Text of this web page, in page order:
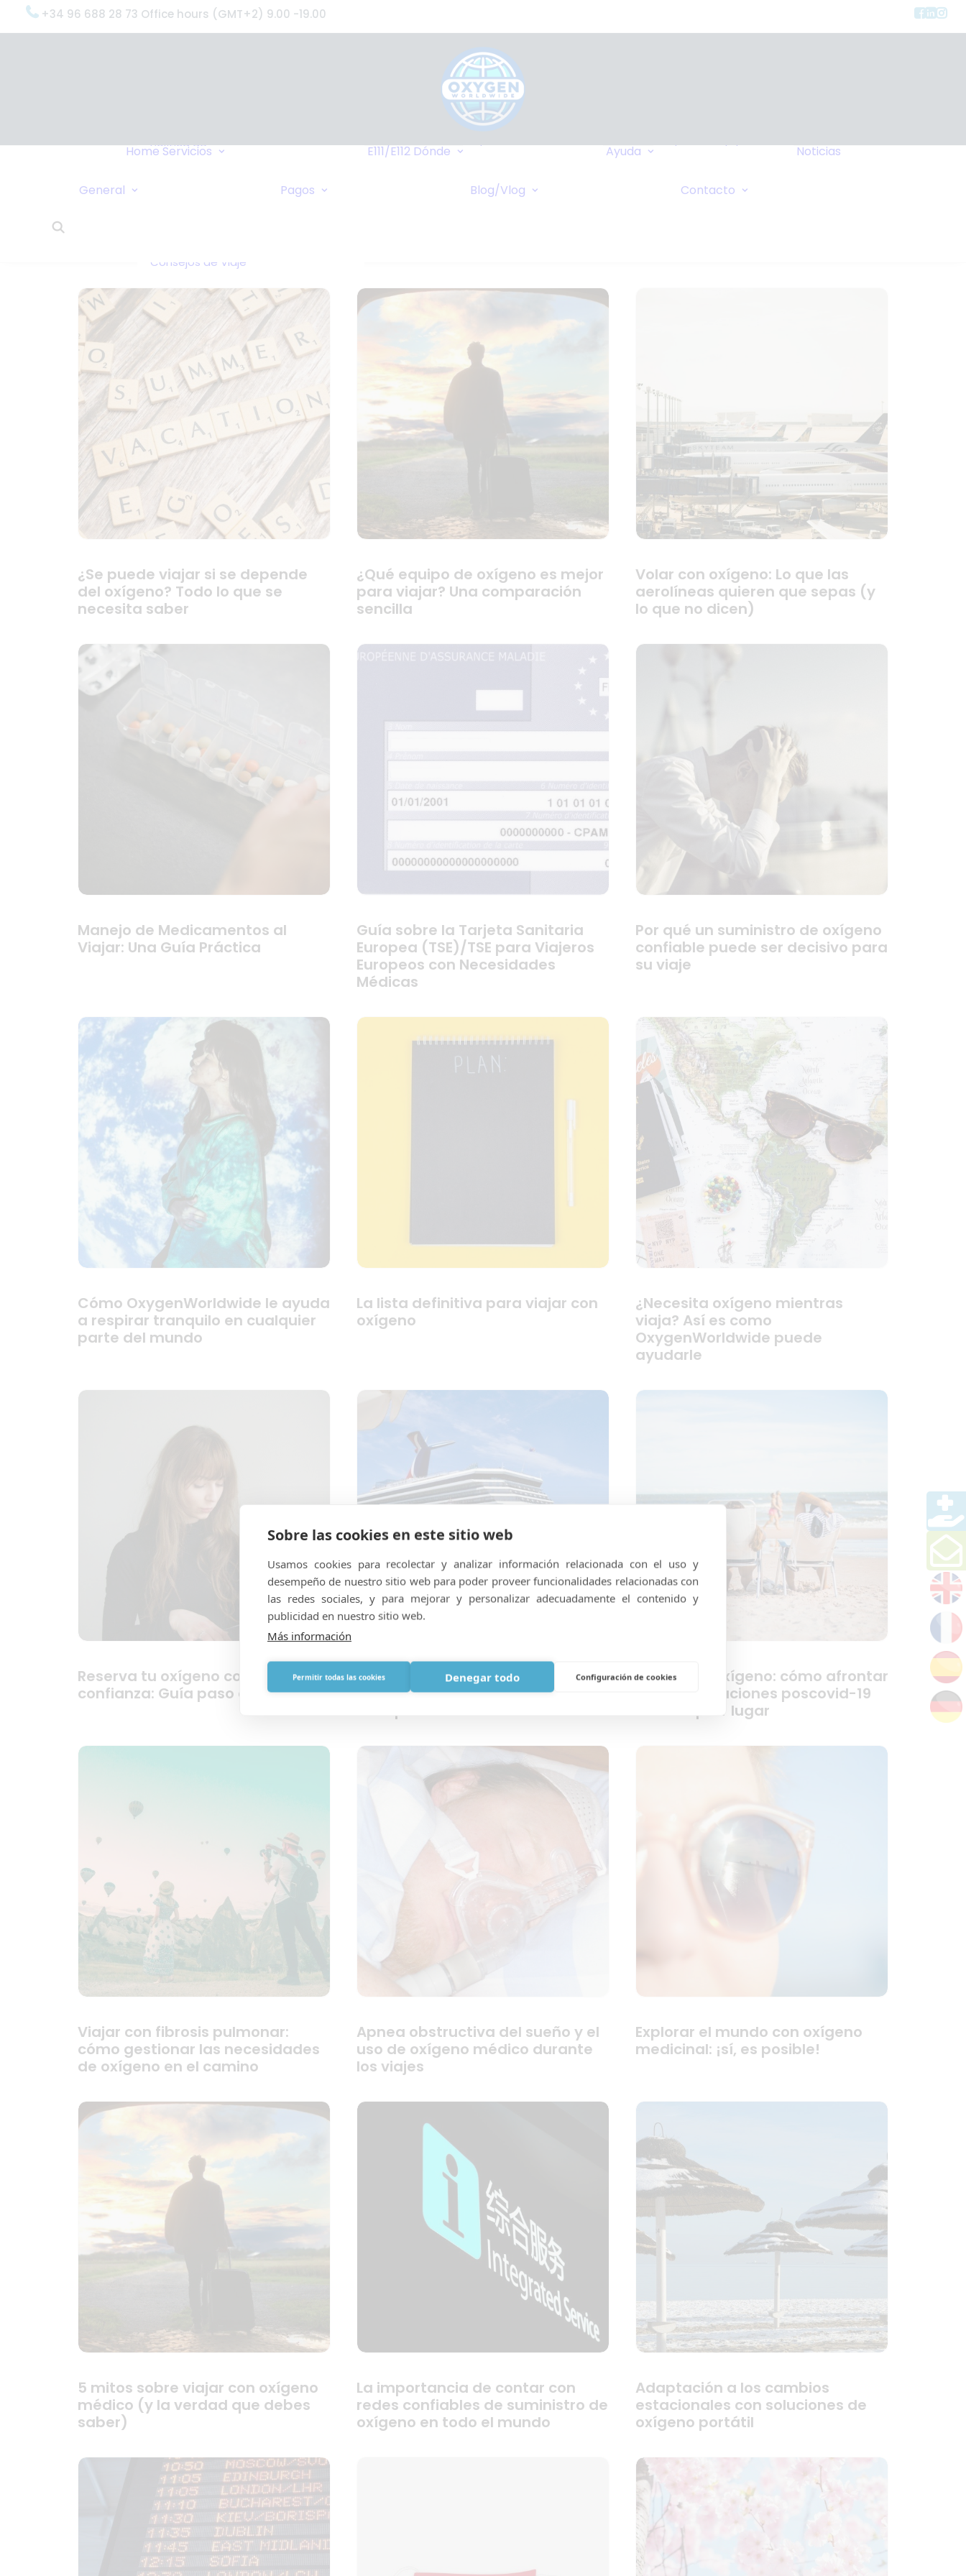
+34 96 688 28 73 Office hours (GMT+2) 9.00 -19.00
HomeServicios
Servicio & Apoyo
¿Qué Dicen Nuestros
E111/E112 Dónde
Llegamos
Frequentes
Cruceros
Ayuda
Wiki
Noticias
General
Política de
Consejos de Viaje
Pagos Blog/Vlog Contacto
¿Se puede viajar si se depende
del oxígeno? Todo lo que se
necesita saber
¿Qué equipo de oxígeno es mejor
para viajar? Una comparación
sencilla
Volar con oxígeno: Lo que las
aerolíneas quieren que sepas (y
lo que no dicen)
Manejo de Medicamentos al
Viajar: Una Guía Práctica
Guía sobre la Tarjeta Sanitaria
Europea (TSE)/TSE para Viajeros
Europeos con Necesidades
Médicas
Por qué un suministro de oxígeno
confiable puede ser decisivo para
su viaje
Cómo OxygenWorldwide le ayuda
a respirar tranquilo en cualquier
parte del mundo
La lista definitiva para viajar con
oxígeno
¿Necesita oxígeno mientras
viaja? Así es como
OxygenWorldwide puede
ayudarle
Reserva tu oxígeno con
confianza: Guía paso a paso
Garantizar el suministro de
oxígeno para cruceros y viajes
multipaís
Viajar con oxígeno: cómo afrontar
las complicaciones poscovid-19
en cualquier lugar
Viajar con fibrosis pulmonar:
cómo gestionar las necesidades
de oxígeno en el camino
Apnea obstructiva del sueño y el
uso de oxígeno médico durante
los viajes
Explorar el mundo con oxígeno
medicinal: ¡sí, es posible!
5 mitos sobre viajar con oxígeno
médico (y la verdad que debes
saber)
La importancia de contar con
redes confiables de suministro de
oxígeno en todo el mundo
Adaptación a los cambios
estacionales con soluciones de
oxígeno portátil
Sobre las cookies en este sitio web
Usamos cookies para recolectar y analizar información relacionada con el uso y
desempeño de nuestro sitio web para poder proveer funcionalidades relacionadas con
las redes sociales, y para mejorar y personalizar adecuadamente el contenido y
publicidad en nuestro sitio web.
Más información
Permitir todas las cookies Denegar todo Configuración de cookies